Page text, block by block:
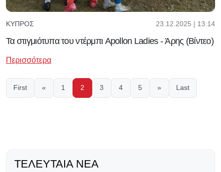
ΚΎΠΡΟΣ 23.12.2025 | 13:14
Τα στιγμιότυπα του ντέρμπι Apollon Ladies - Άρης (Βίντεο)
Περισσότερα
First « 1 2 3 4 5 » Last
ΤΕΛΕΥΤΑΊΑ ΝΈΑ